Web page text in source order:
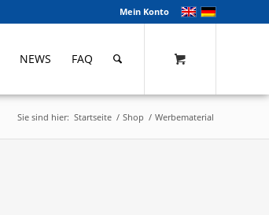
Mein Konto
NEWS FAQ
Sie sind hier: Startseite / Shop / Werbematerial